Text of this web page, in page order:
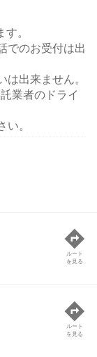
。
でのお受付は出
出来ません。
業者のドライ
。
ルート
を見る
ルート
を見る